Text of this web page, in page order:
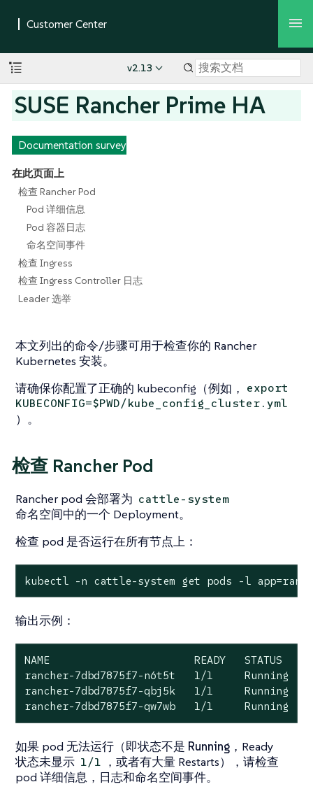
v2.13
SUSE Rancher Prime HA
Documentation survey
在此页面上
检查 Rancher Pod
Pod 详细信息
Pod 容器日志
命名空间事件
检查 Ingress
检查 Ingress Controller 日志
Leader 选举
本文列出的命令/步骤可用于检查你的 Rancher
Kubernetes 安装。
请确保你配置了正确的 kubeconfig（例如， export
KUBECONFIG=$PWD/kube_config_cluster.yml
）。
检查 Rancher Pod
Rancher pod 会部署为 cattle-system
命名空间中的一个 Deployment。
检查 pod 是否运行在所有节点上：
kubectl -n cattle-system get pods -l
输出示例：
NAME                       READY   STATUS
rancher-7dbd7875f7-n6t5t   1/1
rancher-7dbd7875f7-qbj5k   1/1
rancher-7dbd7875f7-qw7wb   1/1
如果 pod 无法运行（即状态不是 Running ，Ready
状态未显示 1/1 ，或者有大量 Restarts），请检查
pod 详细信息，日志和命名空间事件。